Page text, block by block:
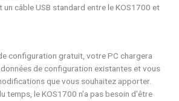
câble USB standard entre le KOS1700 et
configuration gratuit, votre PC chargera
de configuration existantes et vous
que vous souhaitez apporter.
temps, le KOS1700 n'a pas besoin d'être